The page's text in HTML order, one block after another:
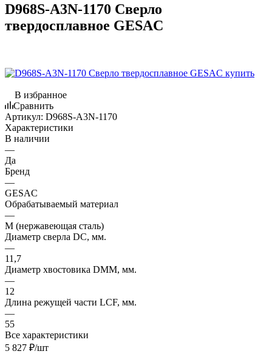
D968S-A3N-1170 Сверло
твердосплавное GESAC
В избранное
Сравнить
Артикул: D968S-A3N-1170
Характеристики
В наличии
—
Да
Бренд
—
GESAC
Обрабатываемый материал
—
M (нержавеющая сталь)
Диаметр сверла DC, мм.
—
11,7
Диаметр хвостовика DMM, мм.
—
12
Длина режущей части LСF, мм.
—
55
Все характеристики
5 827 ₽/шт